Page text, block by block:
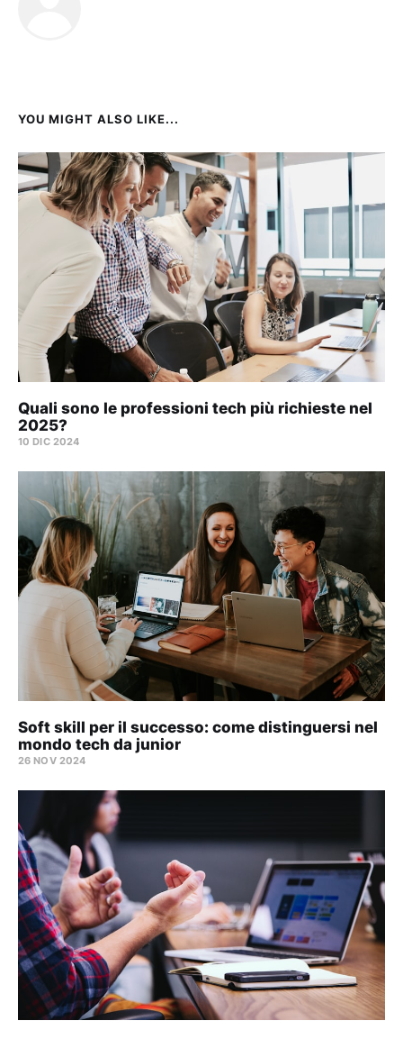
YOU MIGHT ALSO LIKE...
Quali sono le professioni tech più richieste nel
2025?
10 DIC 2024
Soft skill per il successo: come distinguersi nel
mondo tech da junior
26 NOV 2024